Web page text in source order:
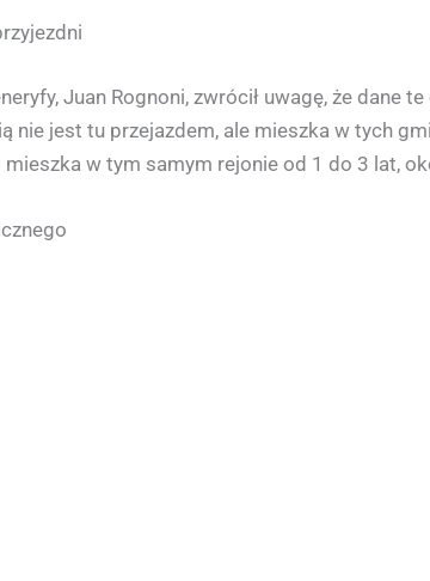
Juan Rognoni, zwrócił uwagę, że dane
jest tu przejazdem, ale mieszka w tych
w tym samym rejonie od 1 do 3 lat,